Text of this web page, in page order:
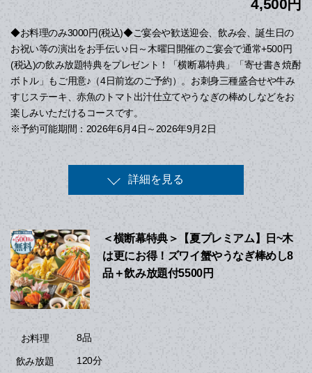
4,500円
◆お料理のみ3000円(税込)◆ご宴会や歓送迎会、飲み会、誕生日の
お祝い等の演出をお手伝い♪日～木曜日開催のご宴会で通常+500円
(税込)の飲み放題特典をプレゼント！「横断幕特典」「寄せ書き焼酎
ボトル」もご用意♪（4日前迄のご予約）。お刺身三種盛合せや牛み
すじステーキ、赤魚のトマト出汁仕立てやうなぎの棒めしなどをお
楽しみいただけるコースです。
※予約可能期間：2026年6月4日～2026年9月2日
詳細を見る
＜横断幕特典＞【夏プレミアム】日~木
は更にお得！ズワイ蟹やうなぎ棒めし8
品＋飲み放題付5500円
お料理 8品
飲み放題 120分